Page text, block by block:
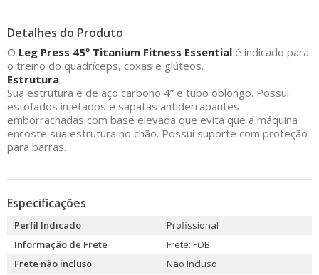
Detalhes do Produto
O Leg Press 45º Titanium Fitness Essential é indicado para
o treino do quadríceps, coxas e glúteos.
Estrutura
Sua estrutura é de aço carbono 4” e tubo oblongo. Possui
estofados injetados e sapatas antiderrapantes
emborrachadas com base elevada que evita que a máquina
encoste sua estrutura no chão. Possui suporte com proteção
para barras.
Especificações
Perfil Indicado
Profissional
Informação de Frete
Frete: FOB
Frete não incluso
Não Incluso